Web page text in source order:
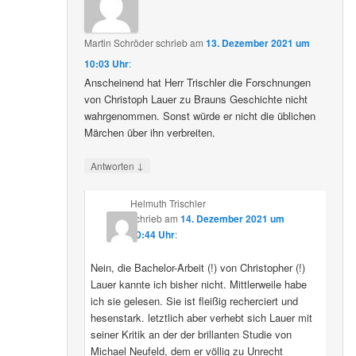
Martin Schröderschriebam13. Dezember 2021 um
10:03 Uhr:
Anscheinend hat Herr Trischler die Forschnungen
von Christoph Lauer zu Brauns Geschichte nicht
wahrgenommen. Sonst würde er nicht die üblichen
Märchen über ihn verbreiten.
Antworten ↓
Helmuth Trischler
schriebam 14. Dezember 2021 um
20:44 Uhr:
Nein, die Bachelor-Arbeit (!) von Christopher (!)
Lauer kannte ich bisher nicht. Mittlerweile habe
ich sie gelesen. Sie ist fleißig recherciert und
hesenstark. letztlich aber verhebt sich Lauer mit
seiner Kritik an der der brillanten Studie von
Michael Neufeld, dem er völlig zu Unrecht